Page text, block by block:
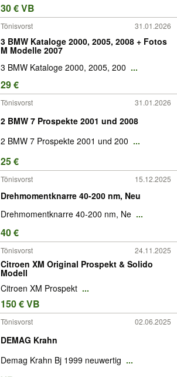
30 € VB
Tönisvorst 31.01.2026
3 BMW Kataloge 2000, 2005, 2008 + Fotos
M Modelle 2007
3 BMW Kataloge 2000, 2005, 200 ...
29 €
Tönisvorst 31.01.2026
2 BMW 7 Prospekte 2001 und 2008
2 BMW 7 Prospekte 2001 und 200 ...
25 €
Tönisvorst 15.12.2025
Drehmomentknarre 40-200 nm, Neu
Drehmomentknarre 40-200 nm, Ne ...
40 €
Tönisvorst 24.11.2025
Citroen XM Original Prospekt & Solido
Modell
Citroen XM Prospekt ...
150 € VB
Tönisvorst 02.06.2025
DEMAG Krahn
Demag Krahn Bj 1999 neuwertig ...